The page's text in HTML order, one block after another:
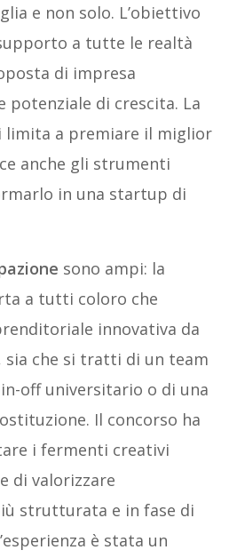
e non solo. L’obiettivo
a tutte le realtà
di impresa
potenziale di crescita. La
limita a premiare il miglior
anche gli strumenti
in una startup di
sono ampi: la
a tutti coloro che
innovativa da
sia che si tratti di un team
off universitario o di una
Il concorso ha
i fermenti creativi
di valorizzare
strutturata e in fase di
è stata un